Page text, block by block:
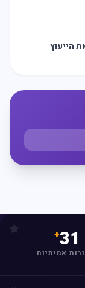
הייעוץ
31
אמיתיות